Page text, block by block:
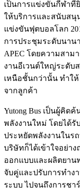
เป็นการแข่งขันกีฬาที่
ให้บริการและสนับสนุ
แข่งขันฟุตบอลโลก
การประชุมระดับนาน
APEC โดยความสาม
งานอีเวนต์ใหญ่ระดั
เหนือชั้นกว่านั้น ทำให้
จากลูกค้า
Yutong Bus เป็นผู้คิด
พลังงานใหม่ โดยได้
ประหยัดพลังงานในร
บริษัทก็ได้เข้าใจอย่าง
ออกแบบและผลิตยาน
จับคู่และปรับการทำง
ระบบ ไปจนถึงการชา